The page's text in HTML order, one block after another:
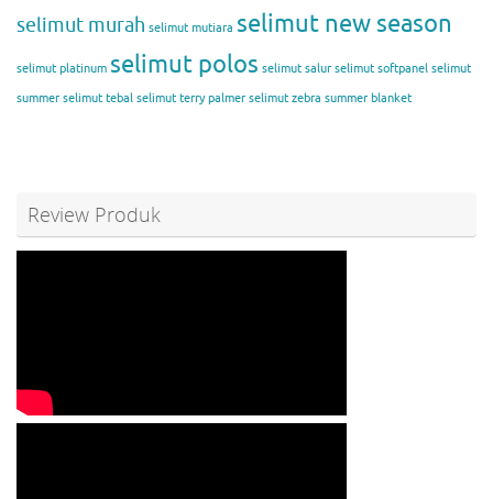
selimut murah selimut mutiara selimut new season
selimut platinum selimut polos selimut salur selimut softpanel selimut
summer selimut tebal selimut terry palmer selimut zebra summer blanket
Review Produk